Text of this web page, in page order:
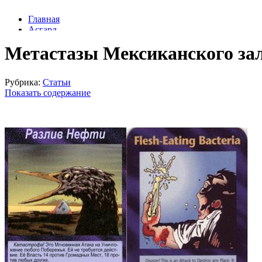
Метастазы Мексиканского
Рубрика: Статьи
Показать содержание